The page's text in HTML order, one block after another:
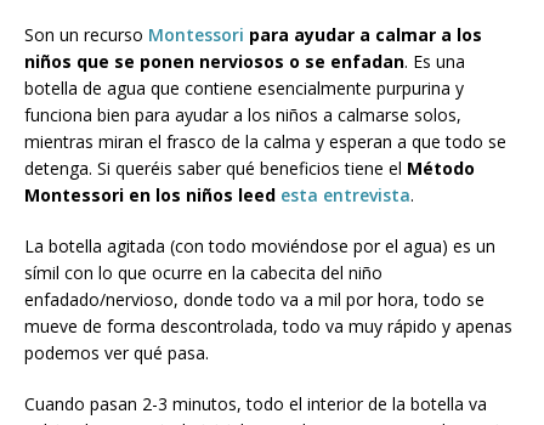
Son un recurso Montessori para ayudar a calmar a los
niños que se ponen nerviosos o se enfadan. Es una
botella de agua que contiene esencialmente purpurina y
funciona bien para ayudar a los niños a calmarse solos,
mientras miran el frasco de la calma y esperan a que todo se
detenga. Si queréis saber qué beneficios tiene el Método
Montessori en los niños leed esta entrevista.
La botella agitada (con todo moviéndose por el agua) es un
símil con lo que ocurre en la cabecita del niño
enfadado/nervioso, donde todo va a mil por hora, todo se
mueve de forma descontrolada, todo va muy rápido y apenas
podemos ver qué pasa.
Cuando pasan 2-3 minutos, todo el interior de la botella va